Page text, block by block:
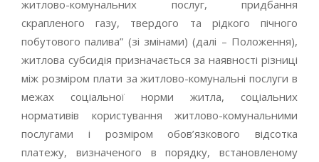
житлово-комунальних послуг, придбання
скрапленого газу, твердого та рідкого пічного
побутового палива” (зі змінами) (далі – Положення),
житлова субсидія призначається за наявності різниці
між розміром плати за житлово-комунальні послуги в
межах соціальної норми житла, соціальних
нормативів користування житлово-комунальними
послугами і розміром обов’язкового відсотка
платежу, визначеного в порядку, встановленому